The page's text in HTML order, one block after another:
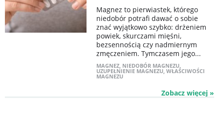
Magnez to pierwiastek, którego
niedobór potrafi dawać o sobie
znać wyjątkowo szybko: drżeniem
powiek, skurczami mięśni,
bezsennością czy nadmiernym
zmęczeniem. Tymczasem jego...
MAGNEZ, NIEDOBÓR MAGNEZU,
UZUPEŁNIENIE MAGNEZU, WŁAŚCIWOŚCI
MAGNEZU
Zobacz więcej »